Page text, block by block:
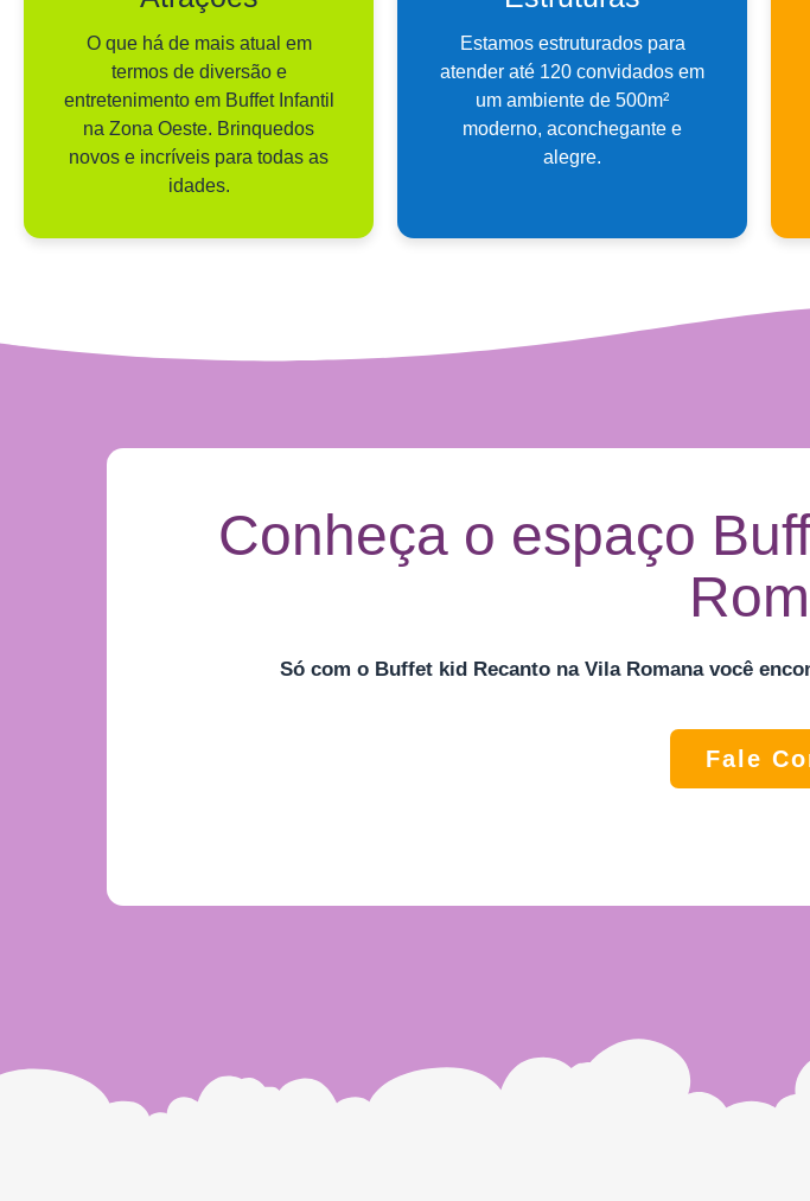
O que há de mais atual em
termos de diversão e
entretenimento em Buffet Infantil
na Zona Oeste. Brinquedos
novos e incríveis para todas as
idades.
Estamos estruturados para
atender até 120 convidados em
um ambiente de 500m²
moderno, aconchegante e
alegre.
Conheça o espaço
Só com o Buffet kid Recanto na Vila Romanavocê
Fale